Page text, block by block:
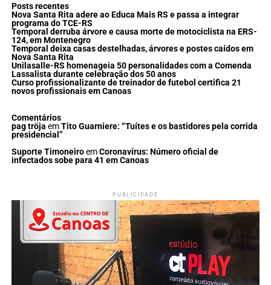
Posts recentes
Nova Santa Rita adere ao Educa Mais RS e passa a integrar
programa do TCE-RS
Temporal derruba árvore e causa morte de motociclista na ERS-
124, em Montenegro
Temporal deixa casas destelhadas, árvores e postes caídos em
Nova Santa Rita
Unilasalle-RS homenageia 50 personalidades com a Comenda
Lassalista durante celebração dos 50 anos
Curso profissionalizante de treinador de futebol certifica 21
novos profissionais em Canoas
Comentários
pag tröja emTito Guarniere: “Tuítes e os bastidores pela corrida
presidencial”
Suporte TimoneiroemCoronavírus: Número oficial de
infectados sobe para 41 em Canoas
PUBLICIDADE